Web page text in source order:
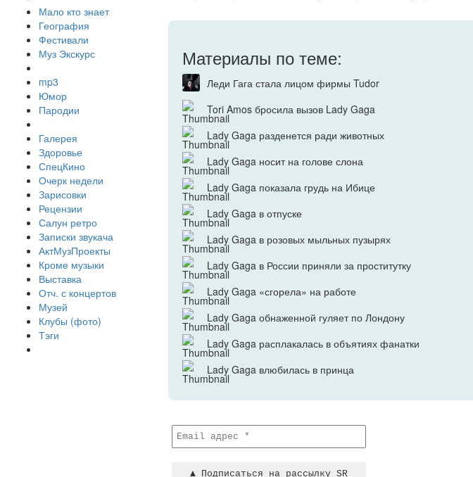
Мало кто знает
География
Фестивали
Муз Экскурс
mp3
Юмор
Пародии
Галерея
Здоровье
СпецКино
Очерк недели
Зарисовки
Рецензии
Салун ретро
Записки звукача
АктМузПроекты
Кроме музыки
Выставка
Отч. с концертов
Музей
Клубы (фото)
Тэги
Материалы по теме:
Леди Гага стала лицом фирмы Tudor
Tori Amos бросила вызов Lady Gaga
Lady Gaga разденется ради животных
Lady Gaga носит на голове слона
Lady Gaga показала грудь на Ибице
Lady Gaga в отпуске
Lady Gaga в розовых мыльных пузырях
Lady Gaga в России приняли за проститутку
Lady Gaga «сгорела» на работе
Lady Gaga обнаженной гуляет по Лондону
Lady Gaga расплакалась в объятиях фанатки
Lady Gaga влюбилась в принца